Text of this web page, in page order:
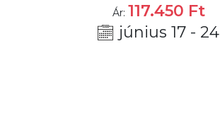
Ár: 117.450 Ft
június 17 - 24